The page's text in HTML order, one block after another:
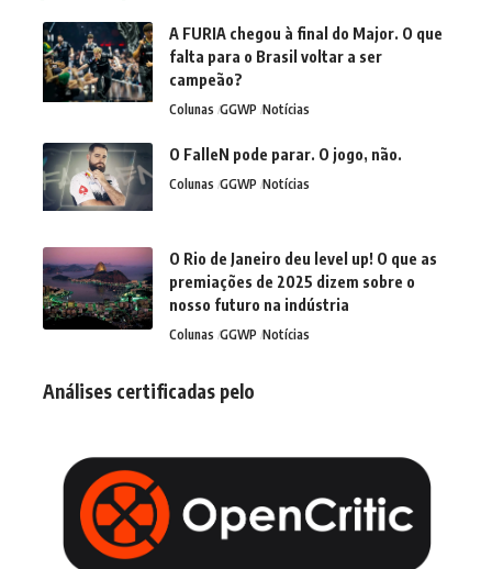
A FURIA chegou à final do Major. O que
falta para o Brasil voltar a ser
campeão?
Colunas GGWP Notícias
O FalleN pode parar. O jogo, não.
Colunas GGWP Notícias
O Rio de Janeiro deu level up! O que as
premiações de 2025 dizem sobre o
nosso futuro na indústria
Colunas GGWP Notícias
Análises certificadas pelo